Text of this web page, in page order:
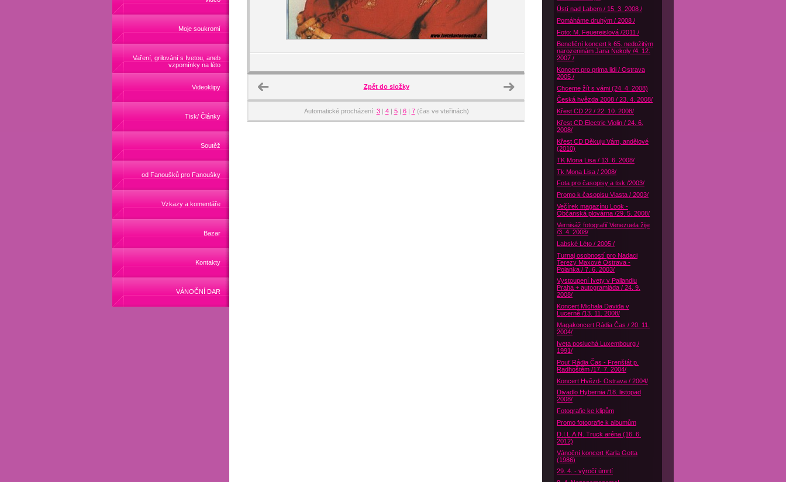
Moje soukromí
Vaření, grilování s Ivetou, aneb
vzpomínky na léto
Videoklipy
Tisk/ Články
Soutěž
od Fanoušků pro Fanoušky
Vzkazy a komentáře
Bazar
Kontakty
VÁNOČNÍ DAR
Zpět do složky
Automatické procházení: 3| 4| 5| 6| 7(čas ve vteřinách)
Ústí nad Labem / 15. 3. 2008 /
Pomáháme druhým / 2008 /
Foto: M. Feuereislová /2011 /
Benefiční koncert k 65. nedožitým
narozeninám Jana Nekoly /4. 12.
2007 /
Koncert pro prima lidi / Ostrava
2005 /
Chceme žít s vámi (24. 4. 2008)
Česká hvězda 2008 / 23. 4. 2008/
Křest CD 22 / 22. 10. 2008/
Křest CD Electric Violin / 24. 6.
2008/
Křest CD Děkuju Vám, andělové
(2010)
TK Mona Lisa / 13. 6. 2008/
Tk Mona Lisa / 2008/
Fota pro časopisy a tisk /2003/
Promo k časopisu Vlasta / 2003/
Večírek magazínu Look -
Občanská plovárna /29. 5. 2008/
Vernisáž fotografií Venezuela žije
/3. 4. 2008/
Labské Léto / 2005 /
Turnaj osobností pro Nadaci
Terezy Maxové Ostrava -
Polanka / 7. 6. 2003/
Vystoupení Ivety v Pallandiu
Praha + autogramiáda / 24. 9.
2008/
Koncert Michala Davida v
Lucerně /13. 11. 2008/
Magakoncert Rádia Čas / 20. 11.
2004/
Iveta posluchá Luxembourg /
1991/
Pouť Rádia Čas - Frenštát p.
Radhoštěm /17. 7. 2004/
Koncert Hvězd- Ostrava / 2004/
Divadlo Hybernia /18. listopad
2008/
Fotografie ke klipům
Promo fotografie k albumům
D.I.L.A.N. Truck aréna (16. 6.
2012)
Vánoční koncert Karla Gotta
(1986)
29. 4. - výročí úmrtí